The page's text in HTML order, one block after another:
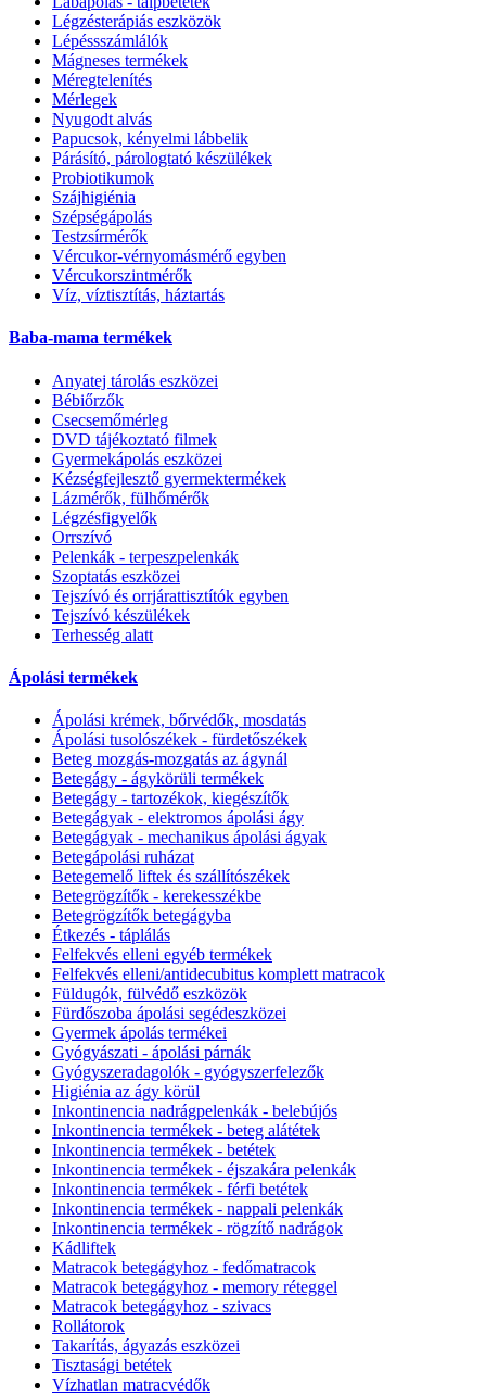
Légzésterápiás eszközök
Lépéssszámlálók
Mágneses termékek
Méregtelenítés
Mérlegek
Nyugodt alvás
Papucsok, kényelmi lábbelik
Párásító, párologtató készülékek
Probiotikumok
Szájhigiénia
Szépségápolás
Testzsírmérők
Vércukor-vérnyomásmérő egyben
Vércukorszintmérők
Víz, víztisztítás, háztartás
Baba-mama termékek
Anyatej tárolás eszközei
Bébiőrzők
Csecsemőmérleg
DVD tájékoztató filmek
Gyermekápolás eszközei
Kézségfejlesztő gyermektermékek
Lázmérők, fülhőmérők
Légzésfigyelők
Orrszívó
Pelenkák - terpeszpelenkák
Szoptatás eszközei
Tejszívó és orrjárattisztítók egyben
Tejszívó készülékek
Terhesség alatt
Ápolási termékek
Ápolási krémek, bőrvédők, mosdatás
Ápolási tusolószékek - fürdetőszékek
Beteg mozgás-mozgatás az ágynál
Betegágy - ágykörüli termékek
Betegágy - tartozékok, kiegészítők
Betegágyak - elektromos ápolási ágy
Betegágyak - mechanikus ápolási ágyak
Betegápolási ruházat
Betegemelő liftek és szállítószékek
Betegrögzítők - kerekesszékbe
Betegrögzítők betegágyba
Étkezés - táplálás
Felfekvés elleni egyéb termékek
Felfekvés elleni/antidecubitus komplett matracok
Füldugók, fülvédő eszközök
Fürdőszoba ápolási segédeszközei
Gyermek ápolás termékei
Gyógyászati - ápolási párnák
Gyógyszeradagolók - gyógyszerfelezők
Higiénia az ágy körül
Inkontinencia nadrágpelenkák - belebújós
Inkontinencia termékek - beteg alátétek
Inkontinencia termékek - betétek
Inkontinencia termékek - éjszakára pelenkák
Inkontinencia termékek - férfi betétek
Inkontinencia termékek - nappali pelenkák
Inkontinencia termékek - rögzítő nadrágok
Kádliftek
Matracok betegágyhoz - fedőmatracok
Matracok betegágyhoz - memory réteggel
Matracok betegágyhoz - szivacs
Rollátorok
Takarítás, ágyazás eszközei
Tisztasági betétek
Vízhatlan matracvédők